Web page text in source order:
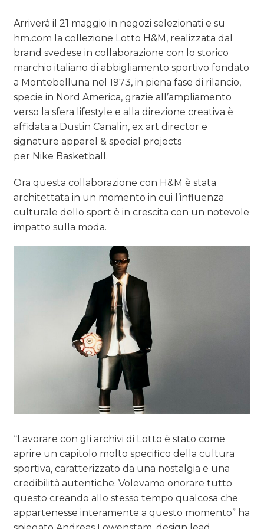
Arriverà il 21 maggio in negozi selezionati e su
hm.com la collezione Lotto H&M, realizzata dal
brand svedese in collaborazione con lo storico
marchio italiano di abbigliamento sportivo fondato
a Montebelluna nel 1973, in piena fase di rilancio,
specie in Nord America, grazie all’ampliamento
verso la sfera lifestyle e alla direzione creativa è
affidata a Dustin Canalin, ex art director e
signature apparel & special projects
per Nike Basketball.
Ora questa collaborazione con H&M è stata
architettata in un momento in cui l’influenza
culturale dello sport è in crescita con un notevole
impatto sulla moda.
“Lavorare con gli archivi di Lotto è stato come
aprire un capitolo molto specifico della cultura
sportiva, caratterizzato da una nostalgia e una
credibilità autentiche. Volevamo onorare tutto
questo creando allo stesso tempo qualcosa che
appartenesse interamente a questo momento” ha